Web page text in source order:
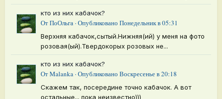
кто из них кабачок?
ОтПоОльга ·Опубликовано Понедельник в 05:31
Верхняя кабачок,сытый.Нижняя(ий) у меня на фото
розовая(ый).Твердокорых розовых не...
кто из них кабачок?
ОтMalanka ·Опубликовано Воскресенье в 20:18
Скажем так, посередине точно кабачок. А вот
остальные... пока неизвестно)))